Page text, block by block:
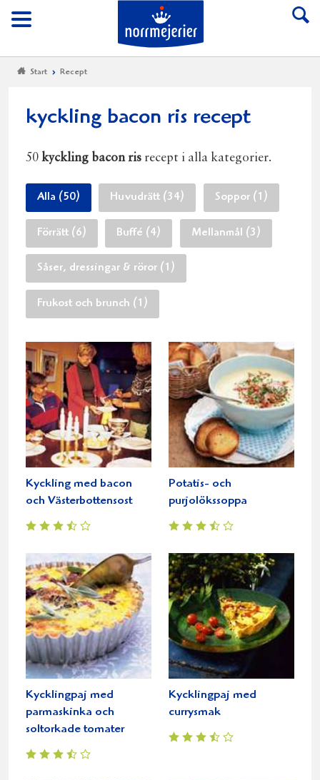
Meny
Till Norrmejerier
Start Recept
kyckling bacon ris recept
50 kyckling bacon ris recept i alla kategorier.
Alla (50) Huvudrätt (34) Soppor (1)
Förrätt (6) Buffé (4) Mellanmål (3)
Såser, dressingar & röror (1)
Frukost och brunch (1)
Kyckling med bacon
och Västerbottensost
Potatis- och
purjolökssoppa
Kycklingpaj med
parmaskinka och
soltorkade tomater
Kycklingpaj med
currysmak